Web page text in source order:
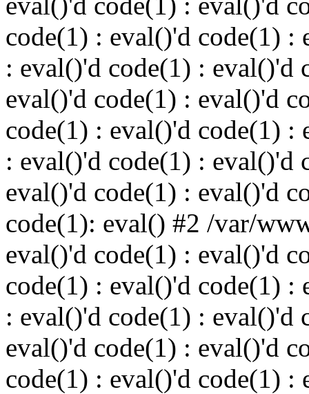
code(1) : eval()'d code(1) :
: eval()'d code(1) : eval()'d
eval()'d code(1) : eval()'d
code(1) : eval()'d code(1) :
: eval()'d code(1) : eval()'d
eval()'d code(1) : eval()'d
code(1): eval() #2 /var/
eval()'d code(1) : eval()'d
code(1) : eval()'d code(1) :
: eval()'d code(1) : eval()'d
eval()'d code(1) : eval()'d
code(1) : eval()'d code(1) :